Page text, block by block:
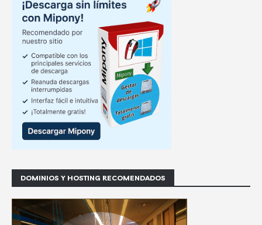
DOMINIOS Y HOSTING RECOMENDADOS